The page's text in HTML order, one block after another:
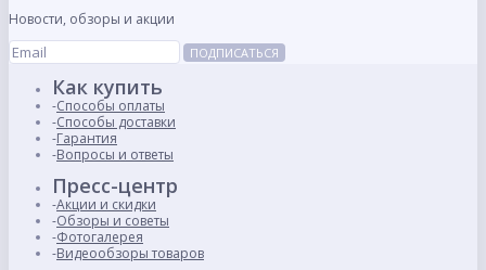
Новости, обзоры и акции
ПОДПИСАТЬСЯ
Как купить
Способы оплаты
Способы доставки
Гарантия
Вопросы и ответы
Пресс-центр
Акции и скидки
Обзоры и советы
Фотогалерея
Видеообзоры товаров